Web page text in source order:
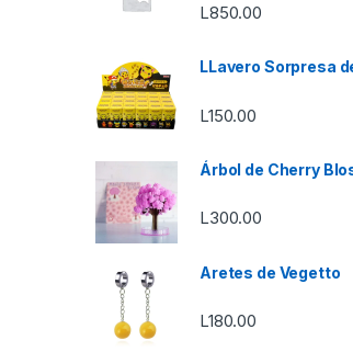
L850.00
LLavero Sorpresa
L150.00
Árbol de Cherry
L300.00
Aretes de Vegetto
L180.00